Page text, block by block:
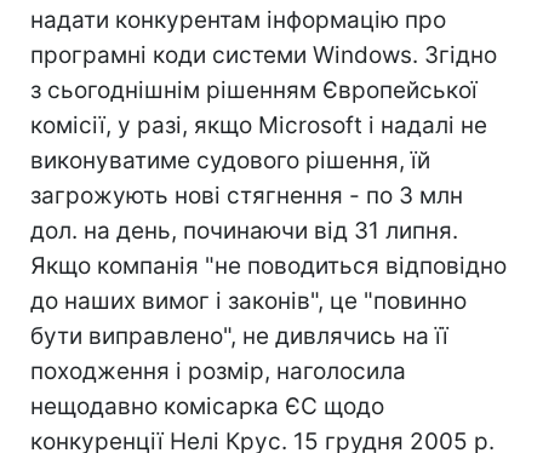
надати конкурентам інформацію про
програмні коди системи Windows. Згідно
з сьогоднішнім рішенням Європейської
комісії, у разі, якщо Microsoft і надалі не
виконуватиме судового рішення, їй
загрожують нові стягнення - по 3 млн
дол. на день, починаючи від 31 липня.
Якщо компанія "не поводиться відповідно
до наших вимог і законів", це "повинно
бути виправлено", не дивлячись на її
походження і розмір, наголосила
нещодавно комісарка ЄС щодо
конкуренції Нелі Крус. 15 грудня 2005 р.